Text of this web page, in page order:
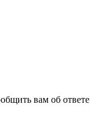
вам об ответе